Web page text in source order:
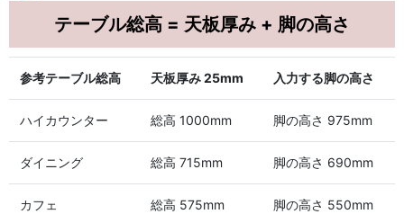
テーブル総高 = 天板厚み + 脚の高さ
参考テーブル総高 天板厚み 25mm 入力する脚の高さ
ハイカウンター 総高 1000mm 脚の高さ 975mm
ダイニング 総高 715mm 脚の高さ 690mm
カフェ 総高 575mm 脚の高さ 550mm